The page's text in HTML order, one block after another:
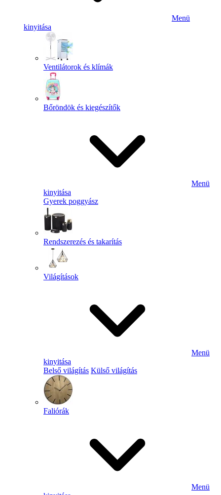
Menü
kinyitása
Ventilátorok és klímák
Bőröndök és kiegészítők
Menü
kinyitása
Gyerek poggyász
Rendszerezés és takarítás
Világítások
Menü
kinyitása
Belső világítás Külső világítás
Faliórák
Menü